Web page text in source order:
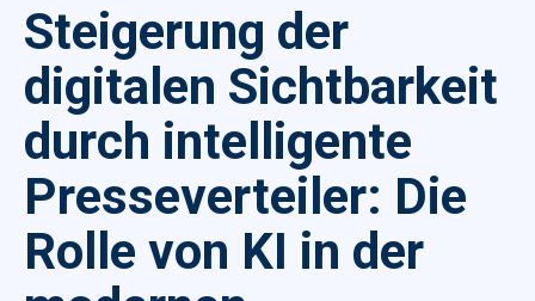
Steigerung der
digitalen Sichtbarkeit
durch intelligente
Presseverteiler: Die
Rolle von KI in der